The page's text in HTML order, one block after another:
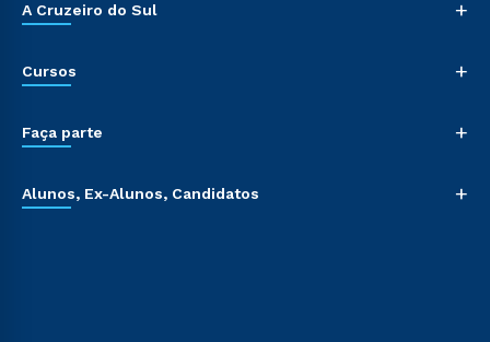
A Cruzeiro do Sul +
Cursos +
Faça parte +
Alunos, Ex-Alunos, Candidatos +